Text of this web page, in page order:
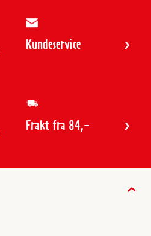
Kundeservice
Frakt fra 84,-